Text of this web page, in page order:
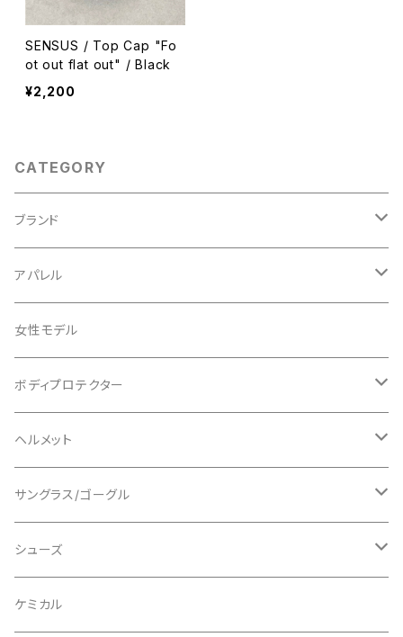
SENSUS / Top Cap "Fo
ot out flat out" / Black
¥2,200
CATEGORY
ブランド
ABUS/アブス
ADEPT/アデプト
AENOMALY/アエノマリー
ALL MOUNTAIN STYLE
AVID/アヴィド
BAR MITTS/バーミッツ
BAZOOKA/バズーカ
アパレル
Tシャツ
ジャージ
ロングスリーブ
ショートスリーブ
ジャケット
ショーツ
ビブタイプ
パンツ / タイツ
上下セット
女性モデル
ボディプロテクター
エルボー/肘
ニー/膝
その他
ヘルメット
ロード
マウンテンバイク
フルフェイス
サングラス/ゴーグル
アクセサリー
シューズ
ロード
ケミカル